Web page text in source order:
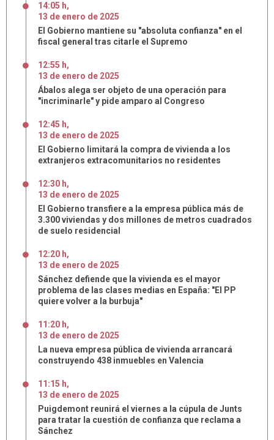
14:05 h,
13 de enero de 2025
El Gobierno mantiene su "absoluta confianza" en el
fiscal general tras citarle el Supremo
12:55 h,
13 de enero de 2025
Ábalos alega ser objeto de una operación para
"incriminarle" y pide amparo al Congreso
12:45 h,
13 de enero de 2025
El Gobierno limitará la compra de vivienda a los
extranjeros extracomunitarios no residentes
12:30 h,
13 de enero de 2025
El Gobierno transfiere a la empresa pública más de
3.300 viviendas y dos millones de metros cuadrados
de suelo residencial
12:20 h,
13 de enero de 2025
Sánchez defiende que la vivienda es el mayor
problema de las clases medias en España: "El PP
quiere volver a la burbuja"
11:20 h,
13 de enero de 2025
La nueva empresa pública de vivienda arrancará
construyendo 438 inmuebles en Valencia
11:15 h,
13 de enero de 2025
Puigdemont reunirá el viernes a la cúpula de Junts
para tratar la cuestión de confianza que reclama a
Sánchez